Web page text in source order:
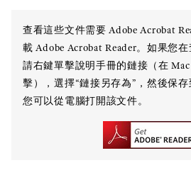
查看這些文件需要 Adobe Acrobat
載 Adobe Acrobat Reader。如果您
請右鍵單擊說明手冊的鏈接（在
擊），選擇“鏈接另存為”，然後保存
您可以從電腦打開該文件。